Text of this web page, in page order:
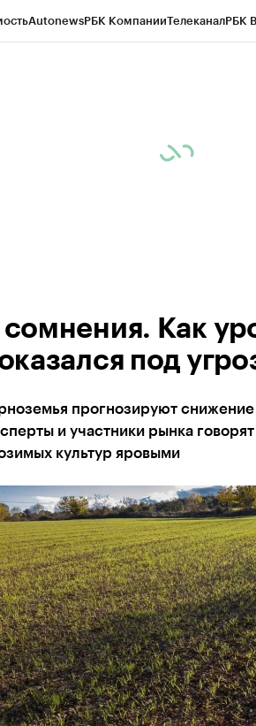
AutonewsРБК КомпанииТелеканалРБК
Как
под
прогнозируют
и участники рынка
культур яровыми